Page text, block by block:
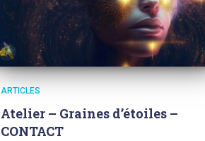
ARTICLES
Atelier – Graines d’étoiles –
CONTACT